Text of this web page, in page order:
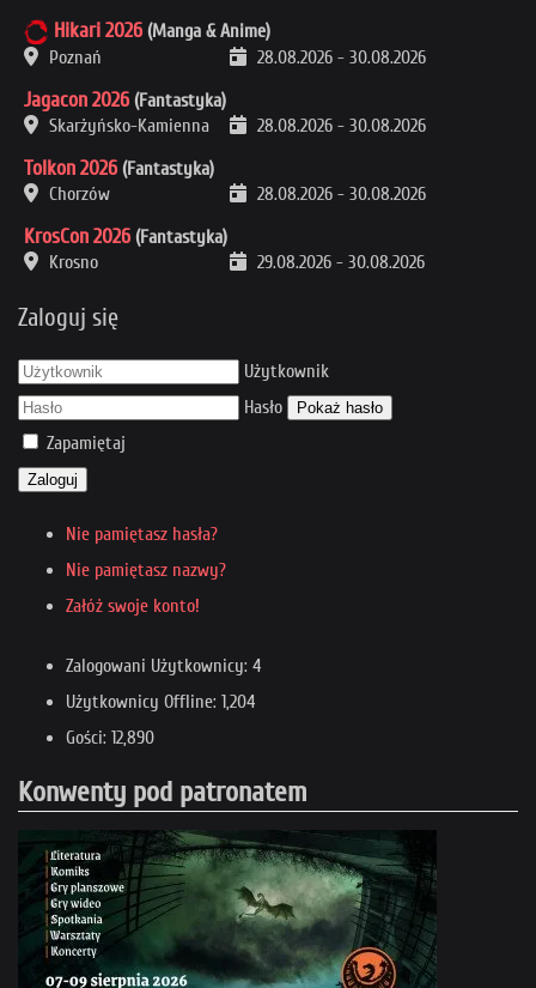
Hikari 2026 (Manga & Anime)
Poznań
28.08.2026 - 30.08.2026
Jagacon 2026 (Fantastyka)
Skarżyńsko-Kamienna
28.08.2026 - 30.08.2026
Tolkon 2026 (Fantastyka)
Chorzów
28.08.2026 - 30.08.2026
KrosCon 2026 (Fantastyka)
Krosno
29.08.2026 - 30.08.2026
Zaloguj się
Użytkownik
Hasło
Pokaż hasło
Zapamiętaj
Zaloguj
Nie pamiętasz hasła?
Nie pamiętasz nazwy?
Załóż swoje konto!
Zalogowani Użytkownicy: 4
Użytkownicy Offline: 1,204
Gości: 12,890
Konwenty pod patronatem